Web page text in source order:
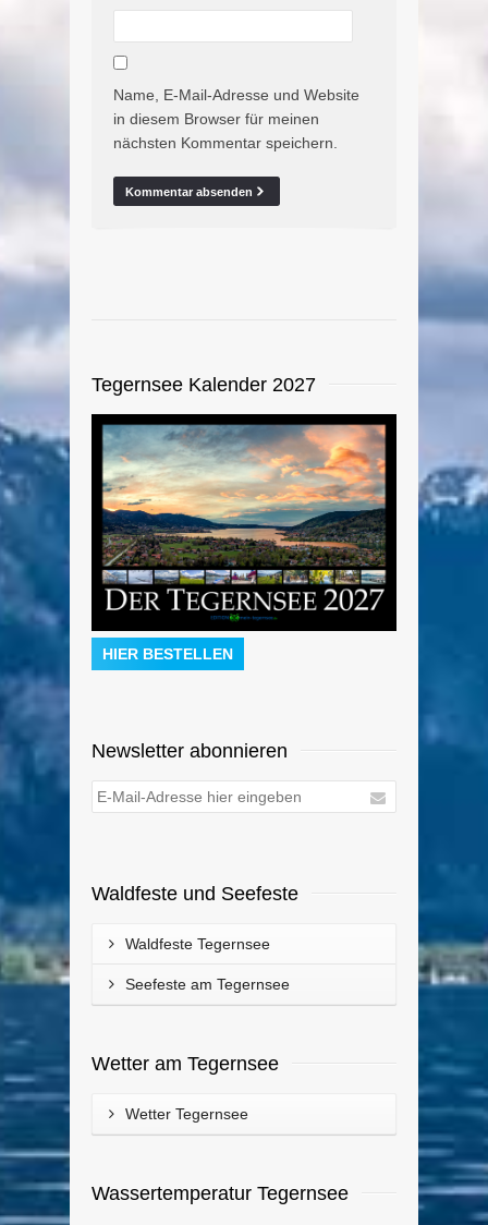
Name, E-Mail-Adresse und Website
in diesem Browser für meinen
nächsten Kommentar speichern.
Tegernsee Kalender 2027
HIER BESTELLEN
Newsletter abonnieren
Waldfeste und Seefeste
Waldfeste Tegernsee
Seefeste am Tegernsee
Wetter am Tegernsee
Wetter Tegernsee
Wassertemperatur Tegernsee